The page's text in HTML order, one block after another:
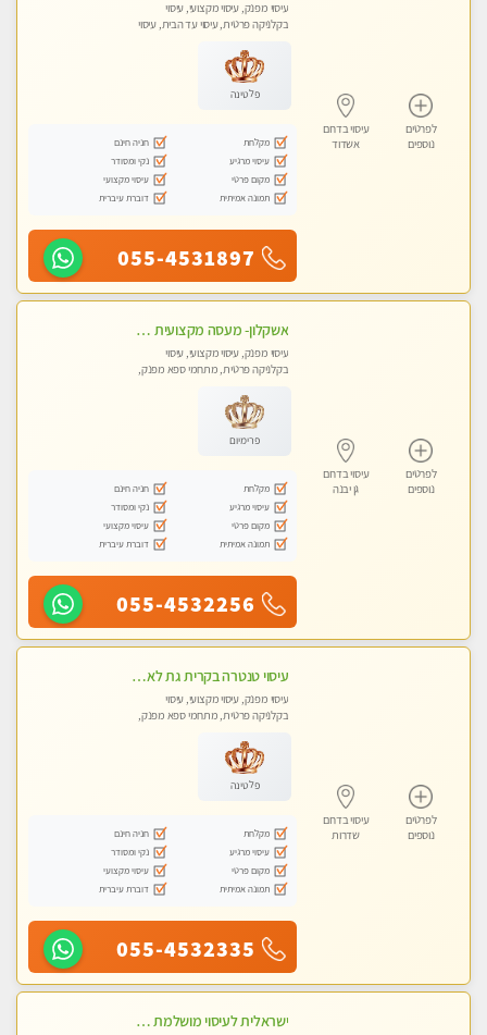
לפרטים
נוספים
עיסוי בדרום
אשדוד
עיסוי מפנק, עיסוי מקצועי, עיסוי
בקלניקה פרטית, עיסוי עד הבית, עיסוי
פלטינה
מקלחת
חניה חינם
עיסוי מרגיע
נקי ומסודר
מקום פרטי
עיסוי מקצועי
תמונה אמיתית
דוברת עיברית
055-4531897
לפרטים
נוספים
עיסוי בדרום
גן יבנה
אשקלון- מעסה מקצועית חדשה ואיכותית לעיסוי מרגיע ומפנק VIP-מומלץ לחלוטין! פרטי! ​​​​​​ Highly recommended
עיסוי מפנק, עיסוי מקצועי, עיסוי
בקלניקה פרטית, מתחמי ספא מפנק,
טנטרה
פרימיום
מקלחת
חניה חינם
עיסוי מרגיע
נקי ומסודר
מקום פרטי
עיסוי מקצועי
תמונה אמיתית
דוברת עיברית
055-4532256
לפרטים
נוספים
עיסוי בדרום
שדרות
עיסוי טנטרה בקרית גת לא מה שחשבת הרבה יותר ממה שדמיינת פרטי!!! Highly recommended
עיסוי מפנק, עיסוי מקצועי, עיסוי
בקלניקה פרטית, מתחמי ספא מפנק,
פלטינה
מקלחת
חניה חינם
עיסוי מרגיע
נקי ומסודר
מקום פרטי
עיסוי מקצועי
תמונה אמיתית
דוברת עיברית
055-4532335
ישראלית לעיסוי מושלמת לעיסוי מושלם ואיכותי במיוחד !